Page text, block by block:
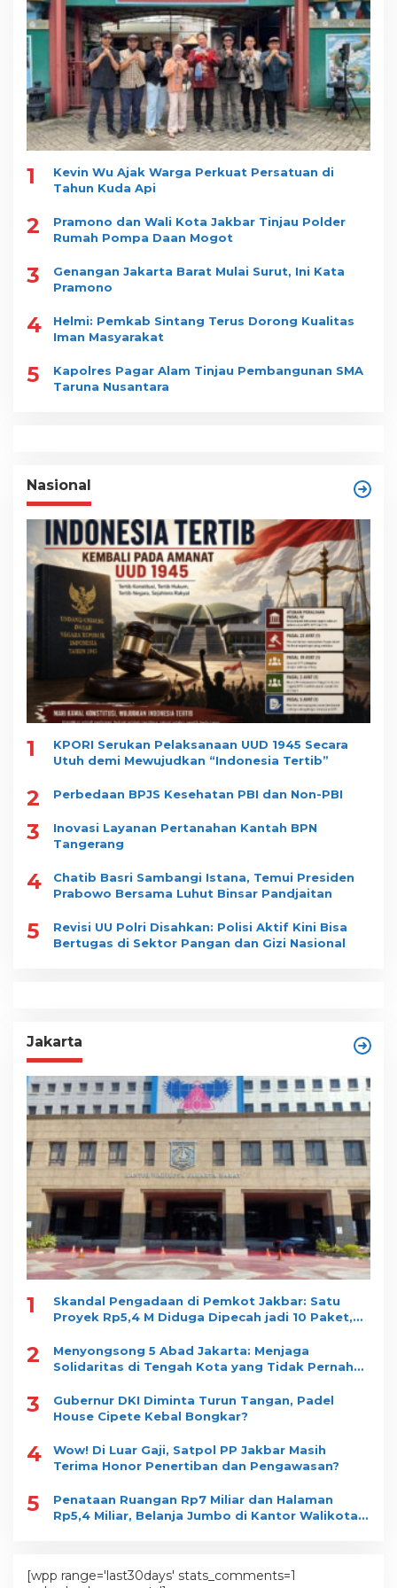
1
Kevin Wu Ajak Warga Perkuat Persatuan di
Tahun Kuda Api
2
Pramono dan Wali Kota Jakbar Tinjau Polder
Rumah Pompa Daan Mogot
3
Genangan Jakarta Barat Mulai Surut, Ini Kata
Pramono
4
Helmi: Pemkab Sintang Terus Dorong Kualitas
Iman Masyarakat
5
Kapolres Pagar Alam Tinjau Pembangunan SMA
Taruna Nusantara
Nasional
1
KPORI Serukan Pelaksanaan UUD 1945 Secara
Utuh demi Mewujudkan “Indonesia Tertib”
2 Perbedaan BPJS Kesehatan PBI dan Non-PBI
3
Inovasi Layanan Pertanahan Kantah BPN
Tangerang
4
Chatib Basri Sambangi Istana, Temui Presiden
Prabowo Bersama Luhut Binsar Pandjaitan
5
Revisi UU Polri Disahkan: Polisi Aktif Kini Bisa
Bertugas di Sektor Pangan dan Gizi Nasional
Jakarta
1
Skandal Pengadaan di Pemkot Jakbar: Satu
Proyek Rp5,4 M Diduga Dipecah jadi 10 Paket,
2
Menyongsong 5 Abad Jakarta: Menjaga
Solidaritas di Tengah Kota yang Tidak Pernah
3
Gubernur DKI Diminta Turun Tangan, Padel
House Cipete Kebal Bongkar?
4
Wow! Di Luar Gaji, Satpol PP Jakbar Masih
Terima Honor Penertiban dan Pengawasan?
5
Penataan Ruangan Rp7 Miliar dan Halaman
Rp5,4 Miliar, Belanja Jumbo di Kantor Walikota
[wpp range='last30days' stats_comments=1